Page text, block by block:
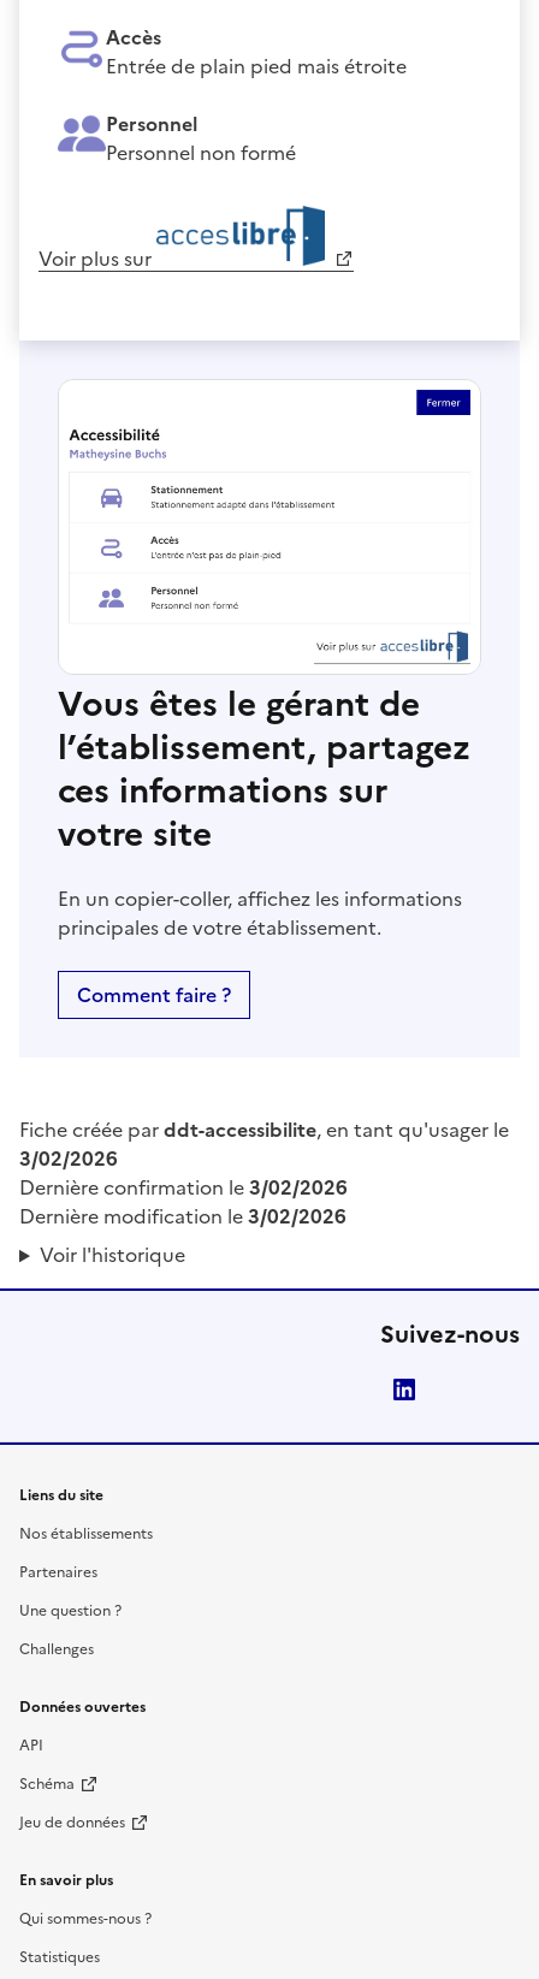
Accès
Entrée de plain pied mais étroite
Personnel
Personnel non formé
Voir plus sur
Vous êtes le gérant de
l’établissement, partagez
ces informations sur
votre site
En un copier-coller, affichez les informations
principales de votre établissement.
Comment faire ?
Fiche créée parddt-accessibilite, en tant qu'usager le
3/02/2026
Dernière confirmation le3/02/2026
Dernière modification le3/02/2026
Voir l'historique
Suivez-nous
Liens du site
Nos établissements
Partenaires
Une question ?
Challenges
Données ouvertes
API
Schéma
Jeu de données
En savoir plus
Qui sommes-nous ?
Statistiques